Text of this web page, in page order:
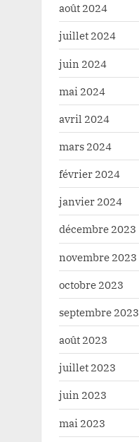
août 2024
juillet 2024
juin 2024
mai 2024
avril 2024
mars 2024
février 2024
janvier 2024
décembre 2023
novembre 2023
octobre 2023
septembre 2023
août 2023
juillet 2023
juin 2023
mai 2023